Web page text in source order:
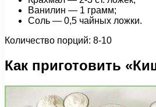
Ванилин — 1 грамм;
Соль — 0,5 чайных ложки.
Количество порций: 8-10
Как приготовить